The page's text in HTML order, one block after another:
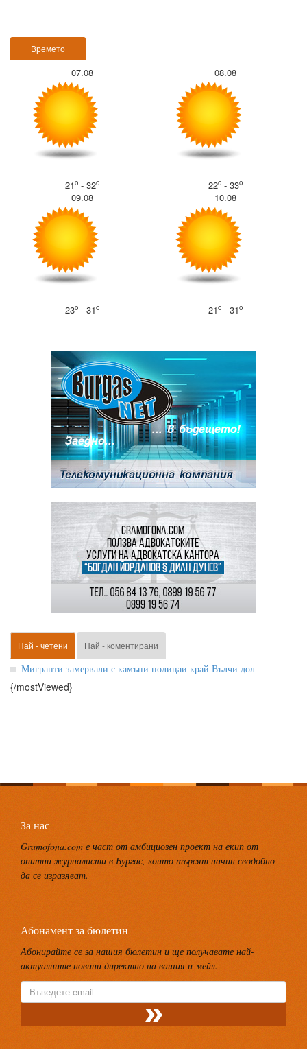
Времето
07.08
21o- 32o
08.08
22o- 33o
09.08
23o- 31o
10.08
21o- 31o
Най - четени Най - коментирани
Мигранти замервали с камъни полицаи край Вълчи дол
{/mostViewed}
За нас
Gramofona.com е част от амбициозен проект на екип от
опитни журналисти в Бургас, които търсят начин сводобно
да се изразяват.
Абонамент за бюлетин
Абонирайте се за нашия бюлетин и ще получавате най-
актуалните новини директно на вашия и-мейл.